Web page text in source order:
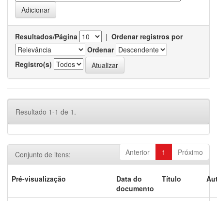
Resultados/Página | Ordenar registros por
Ordenar
Registro(s)
Resultado 1-1 de 1.
Anterior 1 Próximo
Conjunto de itens:
Pré-visualização
Data do
documento
Título